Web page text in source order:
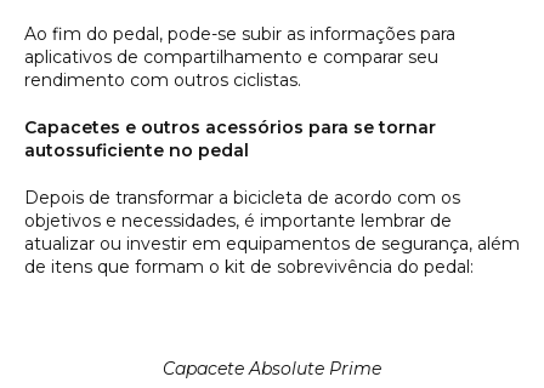
Ao fim do pedal, pode-se subir as informações para
aplicativos de compartilhamento e comparar seu
rendimento com outros ciclistas.
Capacetes e outros acessórios para se tornar
autossuficiente no pedal
Depois de transformar a bicicleta de acordo com os
objetivos e necessidades, é importante lembrar de
atualizar ou investir em equipamentos de segurança, além
de itens que formam o kit de sobrevivência do pedal:
Capacete Absolute Prime